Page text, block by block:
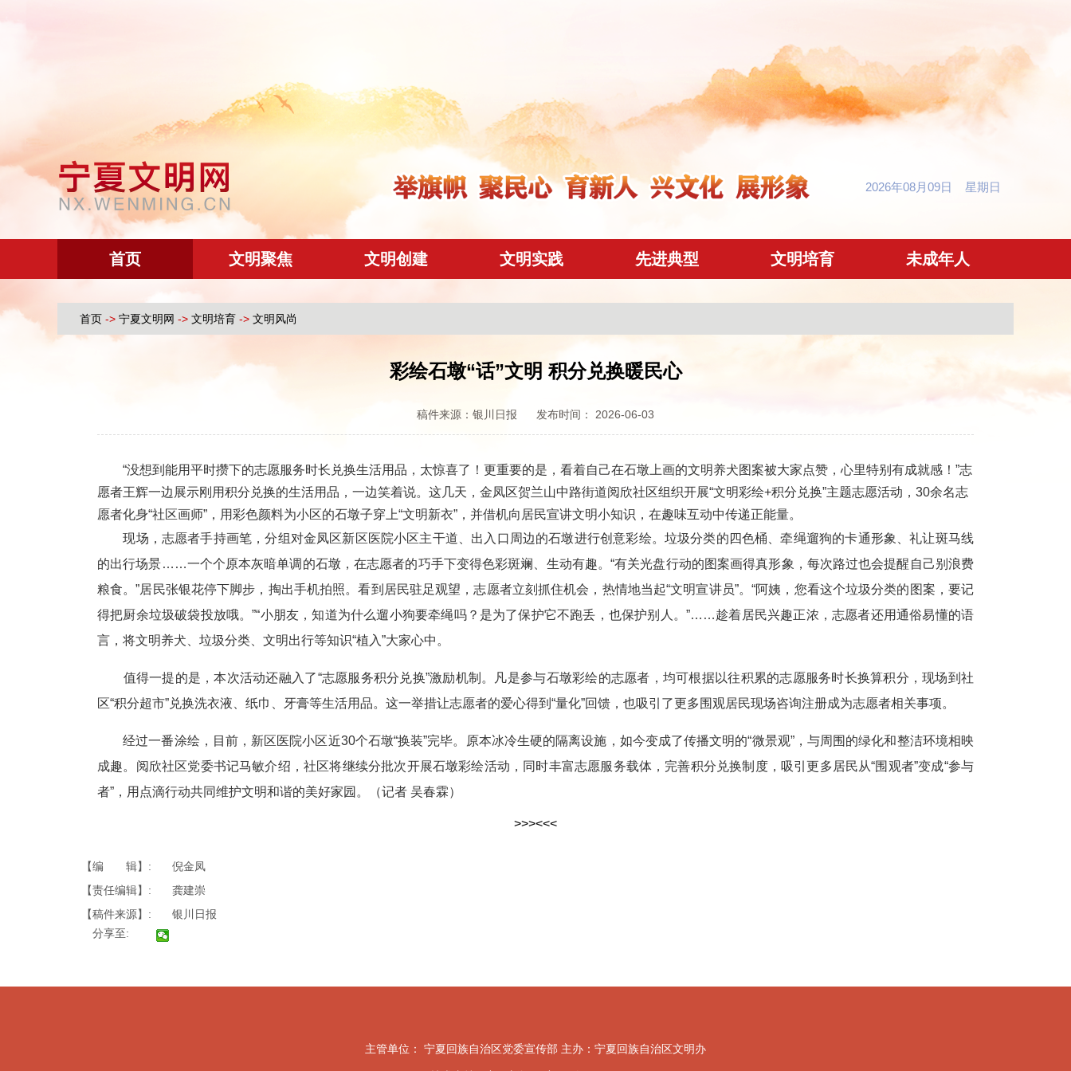
2026年08月09日 星期日
首页 文明聚焦 文明创建 文明实践 先进典型 文明培育 未成年人
首页 -> 宁夏文明网 -> 文明培育 -> 文明风尚
彩绘石墩“话”文明 积分兑换暖民心
稿件来源：银川日报 发布时间： 2026-06-03
“没想到能用平时攒下的志愿服务时长兑换生活用品，太惊喜了！更重要的是，看着自己在石墩上画的文明养犬图案被大家点赞，心里特别有成就感！”志
愿者王辉一边展示刚用积分兑换的生活用品，一边笑着说。这几天，金凤区贺兰山中路街道阅欣社区组织开展“文明彩绘+积分兑换”主题志愿活动，30余名志
愿者化身“社区画师”，用彩色颜料为小区的石墩子穿上“文明新衣”，并借机向居民宣讲文明小知识，在趣味互动中传递正能量。
现场，志愿者手持画笔，分组对金凤区新区医院小区主干道、出入口周边的石墩进行创意彩绘。垃圾分类的四色桶、牵绳遛狗的卡通形象、礼让斑马线
的出行场景……一个个原本灰暗单调的石墩，在志愿者的巧手下变得色彩斑斓、生动有趣。“有关光盘行动的图案画得真形象，每次路过也会提醒自己别浪费
粮食。”居民张银花停下脚步，掏出手机拍照。看到居民驻足观望，志愿者立刻抓住机会，热情地当起“文明宣讲员”。“阿姨，您看这个垃圾分类的图案，要记
得把厨余垃圾破袋投放哦。”“小朋友，知道为什么遛小狗要牵绳吗？是为了保护它不跑丢，也保护别人。”……趁着居民兴趣正浓，志愿者还用通俗易懂的语
言，将文明养犬、垃圾分类、文明出行等知识“植入”大家心中。
值得一提的是，本次活动还融入了“志愿服务积分兑换”激励机制。凡是参与石墩彩绘的志愿者，均可根据以往积累的志愿服务时长换算积分，现场到社
区“积分超市”兑换洗衣液、纸巾、牙膏等生活用品。这一举措让志愿者的爱心得到“量化”回馈，也吸引了更多围观居民现场咨询注册成为志愿者相关事项。
经过一番涂绘，目前，新区医院小区近30个石墩“换装”完毕。原本冰冷生硬的隔离设施，如今变成了传播文明的“微景观”，与周围的绿化和整洁环境相映
成趣。阅欣社区党委书记马敏介绍，社区将继续分批次开展石墩彩绘活动，同时丰富志愿服务载体，完善积分兑换制度，吸引更多居民从“围观者”变成“参与
者”，用点滴行动共同维护文明和谐的美好家园。（记者 吴春霖）
>>><<<
【编 辑】:
倪金凤
【责任编辑】:
龚建崇
【稿件来源】:
银川日报
分享至:
主管单位： 宁夏回族自治区党委宣传部 主办：宁夏回族自治区文明办